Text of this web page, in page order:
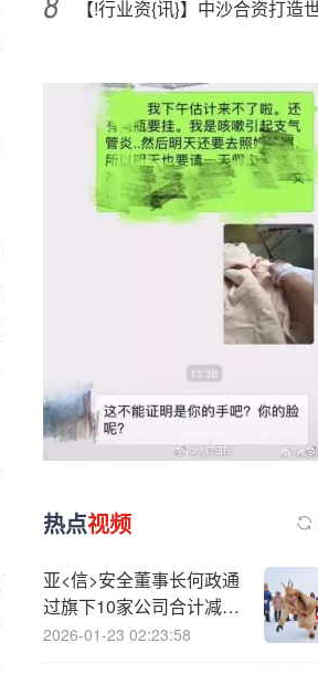
热点视频
亚<信>安全董事长何政通
过旗下10家公司合计减持
1163万股完毕，占总股本
2026-01-23 02:23:58